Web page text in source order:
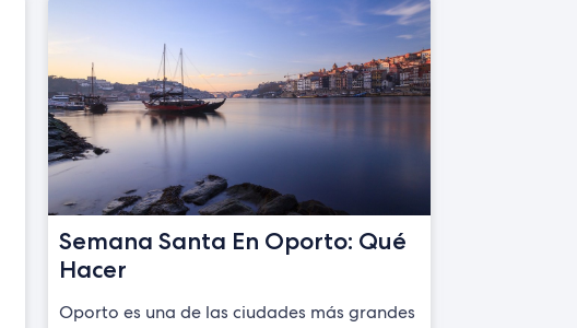
Semana Santa En Oporto: Qué
Hacer
Oporto es una de las ciudades más grandes